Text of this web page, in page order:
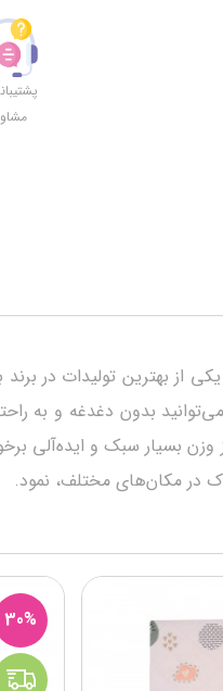
از بهترین تولیدات در
بدون دغدغه و به
بسیار سبک و ایده‌آلی
در مکان‌‌های مختلف، نمود.
30%